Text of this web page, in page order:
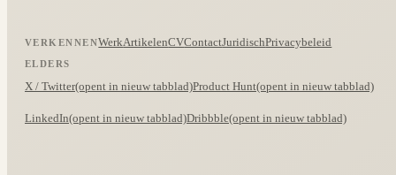
VERKENNENWerkArtikelenCVContactJuridischPrivacybeleid
ELDERS
X / Twitter(opent in nieuw tabblad)Product Hunt(opent in nieuw tabblad)
LinkedIn(opent in nieuw tabblad)Dribbble(opent in nieuw tabblad)